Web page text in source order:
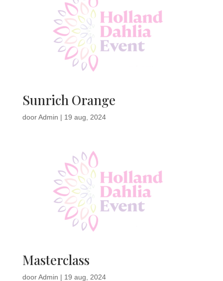
Sunrich Orange
doorAdmin | 19 aug, 2024
Masterclass
doorAdmin | 19 aug, 2024